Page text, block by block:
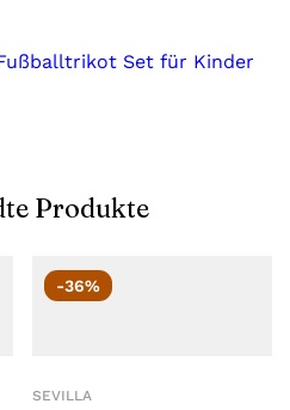
Set für Kinder
Produkte
-36%
SEVILLA